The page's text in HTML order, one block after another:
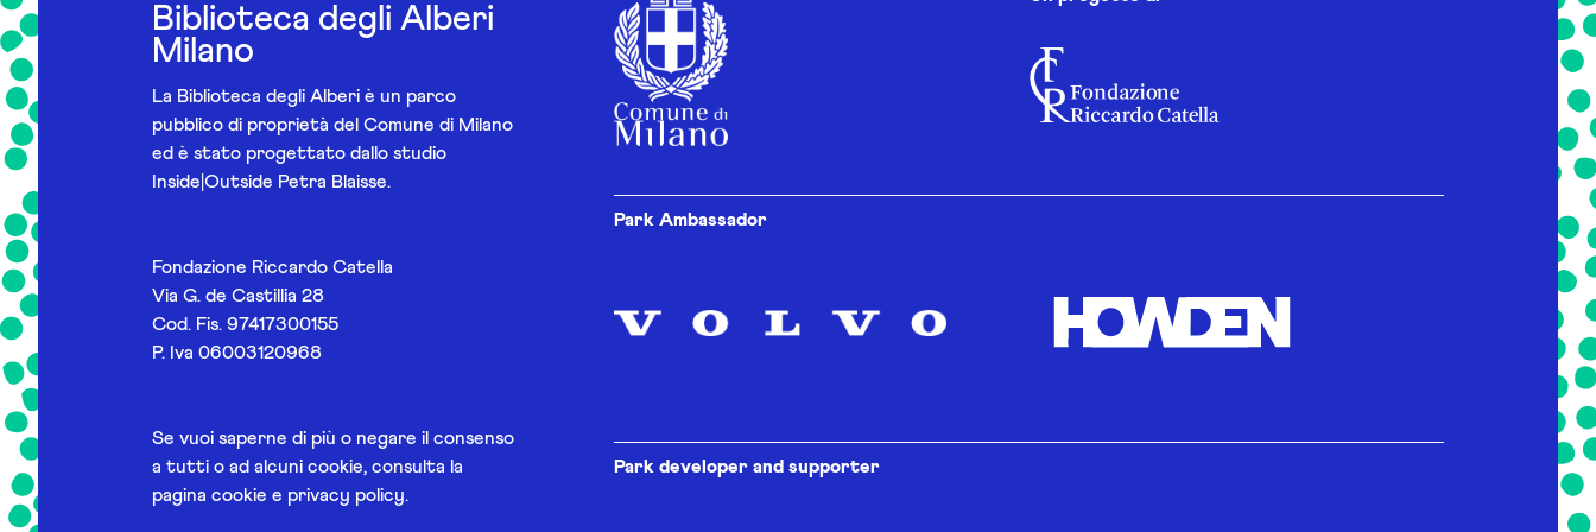
Biblioteca degli Alberi
Milano
La Biblioteca degli Alberi è un parco
pubblico di proprietà del Comune di Milano
ed è stato progettato dallo studio
Inside|Outside Petra Blaisse.
Fondazione Riccardo Catella
Via G. de Castillia 28
Cod. Fis. 97417300155
P. Iva 06003120968
Se vuoi saperne di più o negare il consenso
a tutti o ad alcuni cookie, consulta la
pagina cookie e privacy policy.
Park Ambassador
Park developer and supporter